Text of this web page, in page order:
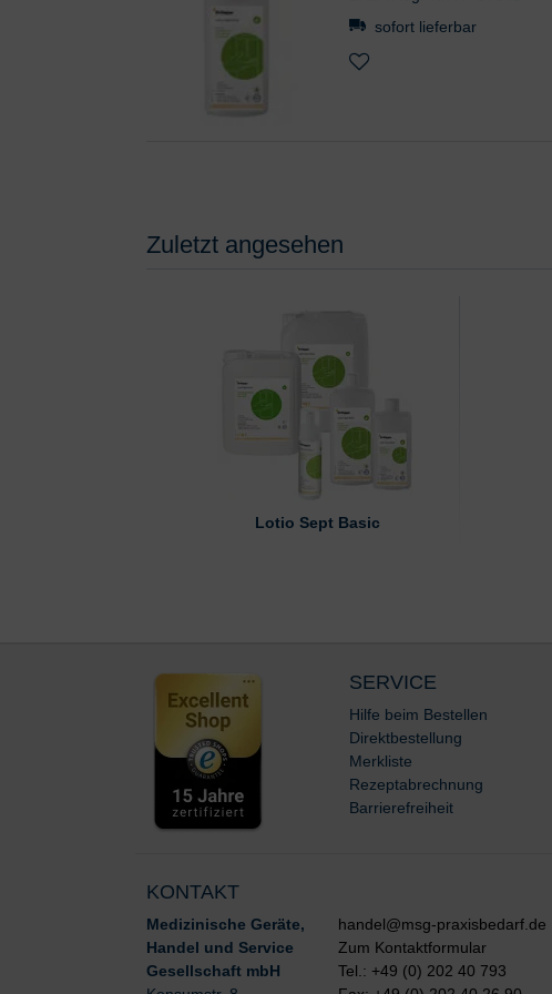
sofort lieferbar
Zuletzt angesehen
Lotio Sept Basic
SERVICE
Hilfe beim Bestellen
Direktbestellung
Merkliste
Rezeptabrechnung
Barrierefreiheit
KONTAKT
Medizinische Geräte,
Handel und Service
Gesellschaft mbH
handel@msg-praxisbedarf.de
Zum Kontaktformular
Tel.: +49 (0) 202 40 793